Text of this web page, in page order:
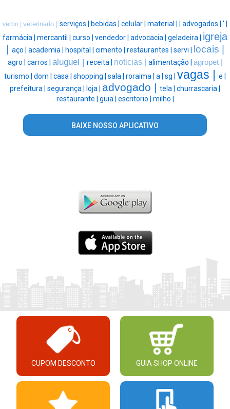
verbo | veterinario | serviços | bebidas | celular | material | | advogados | ' |
farmácia | mercantil | curso | vendedor | advocacia | geladeira | igreja
| aço | academia | hospital | cimento | restaurantes | servi | locais |
agro | carros | aluguel | receita | noticias | alimentação | agropet |
turismo | dom | casa | shopping | sala | roraima | a | sg | vagas | e |
prefeitura | segurança | loja | advogado | tela | churrascaria |
restaurante | guia | escritorio | milho |
BAIXE NOSSO APLICATIVO
CUPOM DESCONTO GUIA SHOP ONLINE